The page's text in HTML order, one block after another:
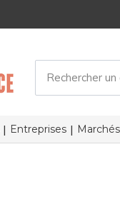
Entreprises Marchés